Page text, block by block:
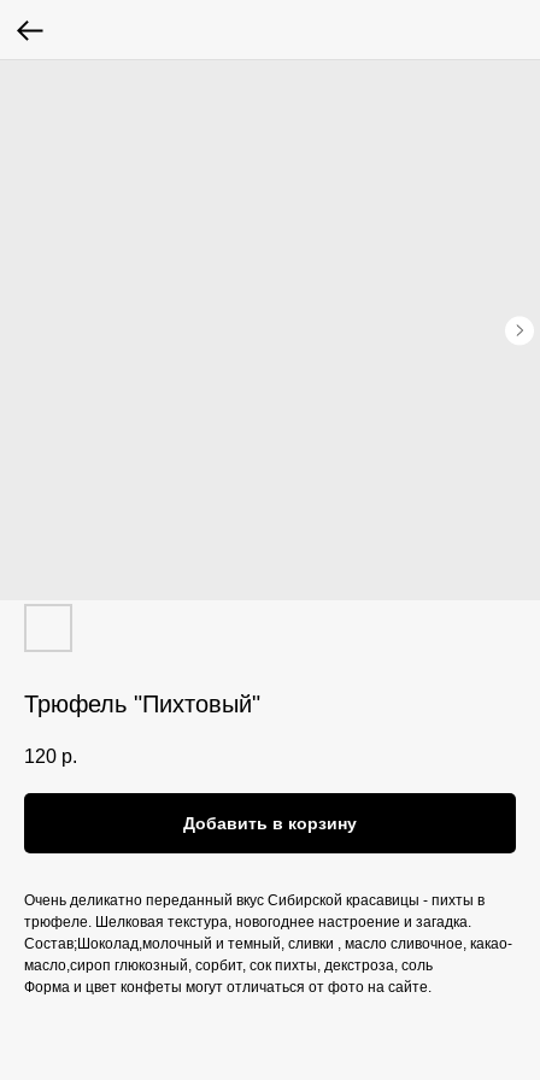
Трюфель "Пихтовый"
120 р.
Добавить в корзину
Очень деликатно переданный вкус Сибирской красавицы - пихты в
трюфеле. Шелковая текстура, новогоднее настроение и загадка.
Состав;Шоколад,молочный и темный, сливки , масло сливочное, какао-
масло,сироп глюкозный, сорбит, сок пихты, декстроза, соль
Форма и цвет конфеты могут отличаться от фото на сайте.